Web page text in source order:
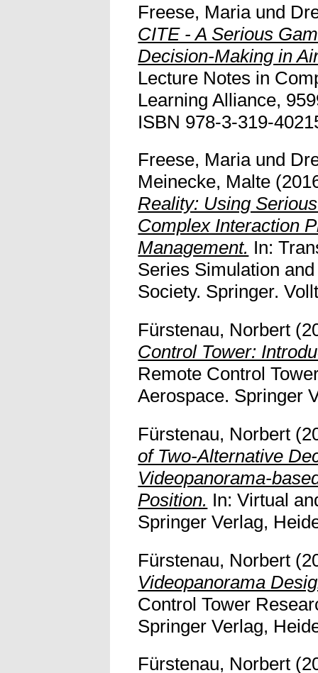
Freese, Mariaund
CITE - A Serious
Decision-Making in
Lecture Notes in
Learning Alliance,
ISBN 978-3-319-
Freese, Mariaund
Meinecke, Malte
Reality: Using
Complex Interaction
Management. In:
Series Simulation
Society. Springer.
Fürstenau, Norbert
Control Tower:
Remote Control
Aerospace. Springer
Fürstenau, Norbert
of Two-Alternative
Videopanorama-
Position. In: Virtual
Springer Verlag,
Fürstenau, Norbert
Videopanorama
Control Tower
Springer Verlag,
Fürstenau, Norbert